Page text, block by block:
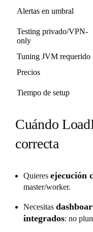
Alertas en umbral
Testing privado/VPN-
only
Tuning JVM requerido
Precios
Tiempo de setup
Cuándo
correcta
Quieres ejecución
master/worker.
Necesitas
integrados: no